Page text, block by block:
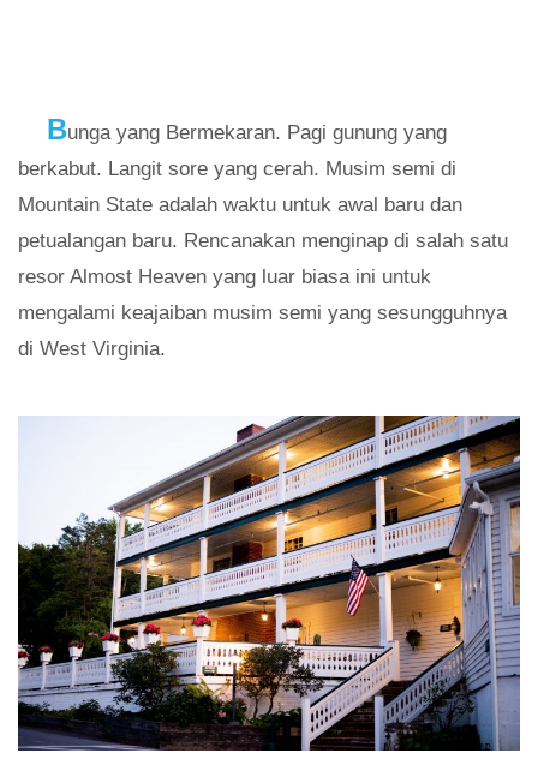
Bunga yang Bermekaran. Pagi gunung yang
berkabut. Langit sore yang cerah. Musim semi di
Mountain State adalah waktu untuk awal baru dan
petualangan baru. Rencanakan menginap di salah satu
resor Almost Heaven yang luar biasa ini untuk
mengalami keajaiban musim semi yang sesungguhnya
di West Virginia.